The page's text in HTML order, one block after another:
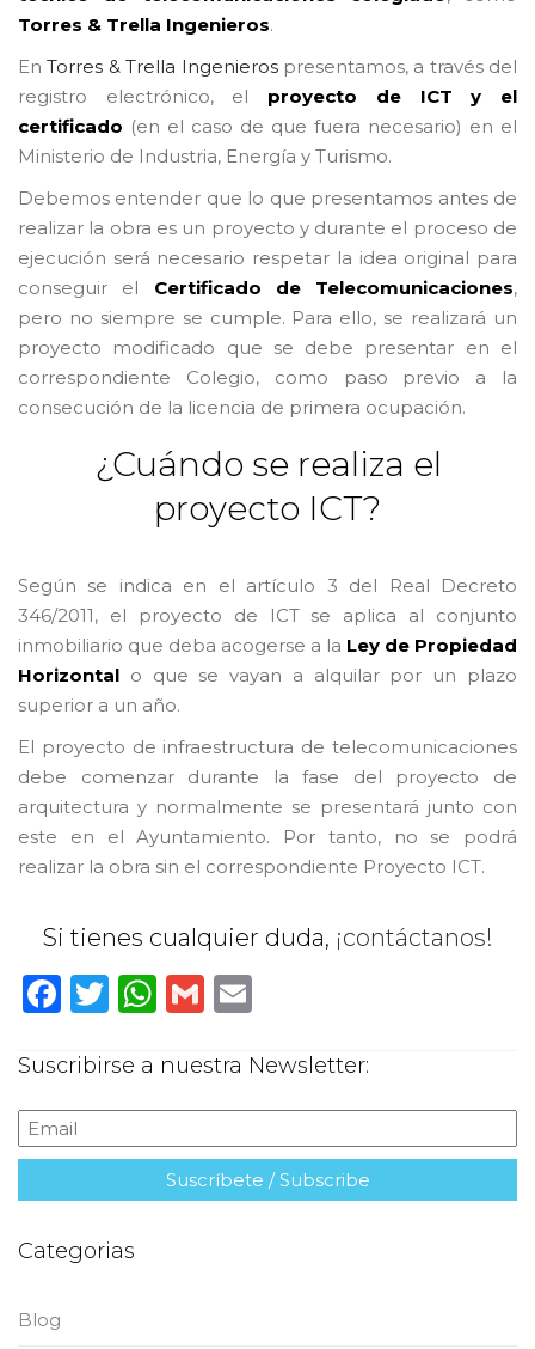
Torres & Trella Ingenieros.
EnTorres & Trella Ingenierospresentamos, a través del
registro electrónico, el proyecto de ICT y el
certificado (en el caso de que fuera necesario) en el
Ministerio de Industria, Energía y Turismo.
Debemos entender que lo que presentamos antes de
realizar la obra es un proyecto y durante el proceso de
ejecución será necesario respetar la idea original para
conseguir el Certificado de Telecomunicaciones,
pero no siempre se cumple. Para ello, se realizará un
proyecto modificado que se debe presentar en el
correspondiente Colegio, como paso previo a la
consecución de la licencia de primera ocupación.
¿Cuándo se realiza el
proyecto ICT?
Según se indica en el artículo 3 del Real Decreto
346/2011, el proyecto de ICT se aplica al conjunto
inmobiliario que deba acogerse a la Ley de Propiedad
Horizontal o que se vayan a alquilar por un plazo
superior a un año.
El proyecto de infraestructura de telecomunicaciones
debe comenzar durante la fase del proyecto de
arquitectura y normalmente se presentará junto con
este en el Ayuntamiento. Por tanto, no se podrá
realizar la obra sin el correspondiente Proyecto ICT.
Si tienes cualquier duda, ¡contáctanos!
Facebook
Twitter
WhatsApp
Gmail
Suscribirse a nuestra Newsletter:
Categorias
Blog